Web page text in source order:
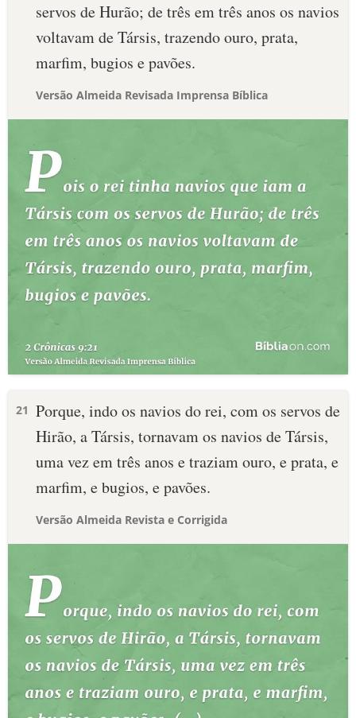
servos de Hurão; de três em três anos os navios
voltavam de Társis, trazendo ouro, prata,
marfim, bugios e pavões.
Versão Almeida Revisada Imprensa Bíblica
21 Porque, indo os navios do rei, com os servos de
Hirão, a Társis, tornavam os navios de Társis,
uma vez em três anos e traziam ouro, e prata, e
marfim, e bugios, e pavões.
Versão Almeida Revista e Corrigida